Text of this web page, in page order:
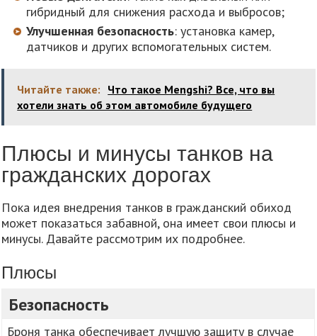
гибридный для снижения расхода и выбросов;
Улучшенная безопасность: установка камер,
датчиков и других вспомогательных систем.
Читайте также: Что такое Mengshi? Все, что вы
хотели знать об этом автомобиле будущего
Плюсы и минусы танков на
гражданских дорогах
Пока идея внедрения танков в гражданский обиход
может показаться забавной, она имеет свои плюсы и
минусы. Давайте рассмотрим их подробнее.
Плюсы
Безопасность
Броня танка обеспечивает лучшую защиту в случае